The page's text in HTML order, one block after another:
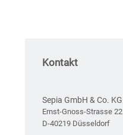
Kontakt
Sepia GmbH & Co. KG
Ernst-Gnoss-Strasse 22
D-40219 Düsseldorf